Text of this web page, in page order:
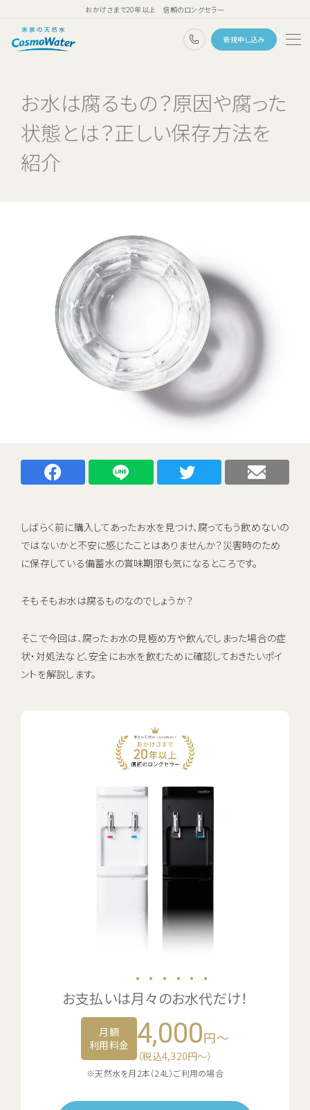
おかげさまで20年以上 信頼のロングセラー
0120-1132-99
新規申し込み
ウォーターサーバー
天然水
よくあるご質問
料金・ご利用案内
お知らせ
ご利用中のお客さま
資料ダウンロード
初期費用 ＋ サーバーレンタル ＋ 送料
すべて0円
0120-1132-99
お水は腐るもの？原因や腐った
状態とは？正しい保存方法を
紹介
FacebookでシェアするLINEでシェアする Twitterでシェアする
しばらく前に購入してあったお水を見つけ、腐ってもう飲めないの
ではないかと不安に感じたことはありませんか？災害時のため
に保存している備蓄水の賞味期限も気になるところです。
そもそもお水は腐るものなのでしょうか？
そこで今回は、腐ったお水の見極め方や飲んでしまった場合の症
状・対処法など、安全にお水を飲むために確認しておきたいポイ
ントを解説します。
お支払いは月々のお水代
・・・・・・
だけ！
月額
利用料金
4,000円～
（税込4,320円〜）
※天然水を月2本（24L）ご利用の場合